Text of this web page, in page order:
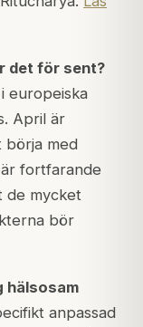
det för sent?
europeiska
April är
börja med
fortfarande
de mycket
bör
hälsosam
anpassad